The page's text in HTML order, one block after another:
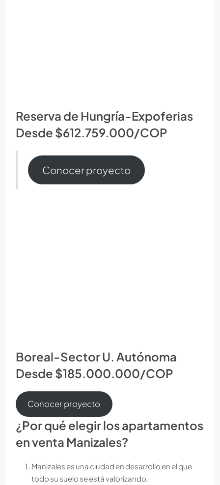
Reserva de Hungría-Expoferias
Desde $612.759.000/COP
Conocer proyecto
Boreal-Sector U. Autónoma
Desde $185.000.000/COP
Conocer proyecto
¿Por qué elegir los apartamentos
en venta Manizales?
Manizales es una ciudad en desarrollo en el que
todo su suelo se está valorizando.